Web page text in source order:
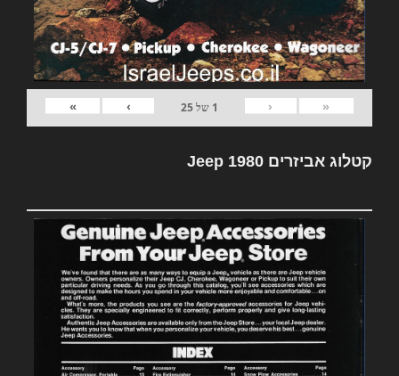
«
‹
1 של25
›
»
קטלוג אביזרים Jeep 1980